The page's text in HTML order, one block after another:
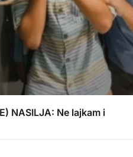
NASILJA: Ne lajkam i